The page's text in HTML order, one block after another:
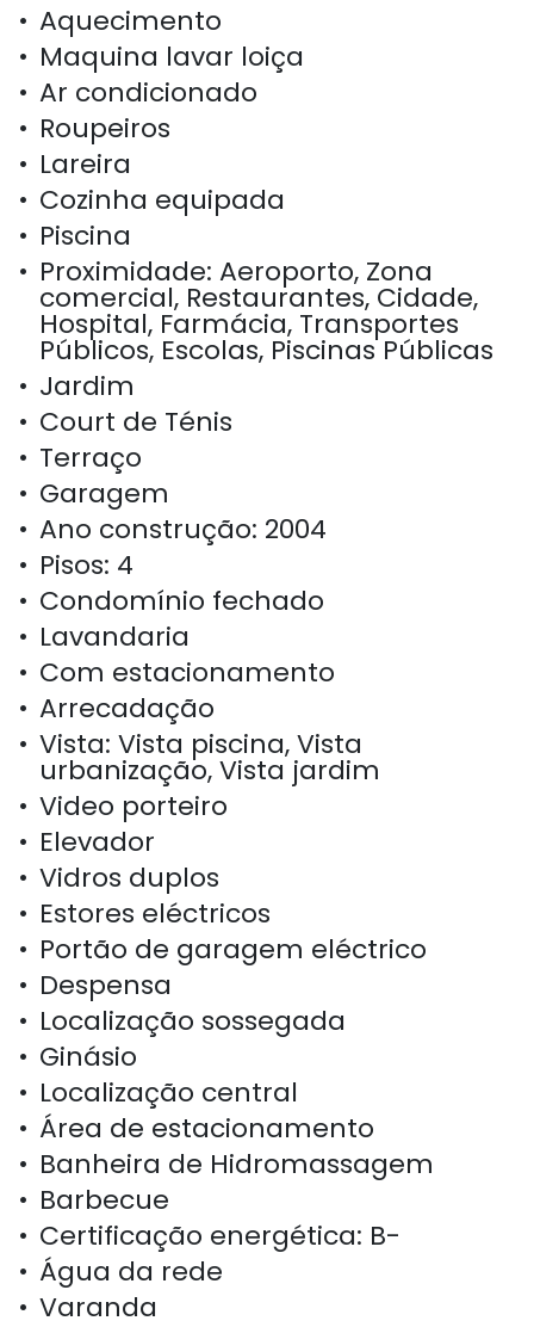
Aquecimento
Maquina lavar loiça
Ar condicionado
Roupeiros
Lareira
Cozinha equipada
Piscina
Proximidade: Aeroporto, Zona
comercial, Restaurantes, Cidade,
Hospital, Farmácia, Transportes
Públicos, Escolas, Piscinas Públicas
Jardim
Court de Ténis
Terraço
Garagem
Ano construção: 2004
Pisos: 4
Condomínio fechado
Lavandaria
Com estacionamento
Arrecadação
Vista: Vista piscina, Vista
urbanização, Vista jardim
Video porteiro
Elevador
Vidros duplos
Estores eléctricos
Portão de garagem eléctrico
Despensa
Localização sossegada
Ginásio
Localização central
Área de estacionamento
Banheira de Hidromassagem
Barbecue
Certificação energética: B-
Água da rede
Varanda